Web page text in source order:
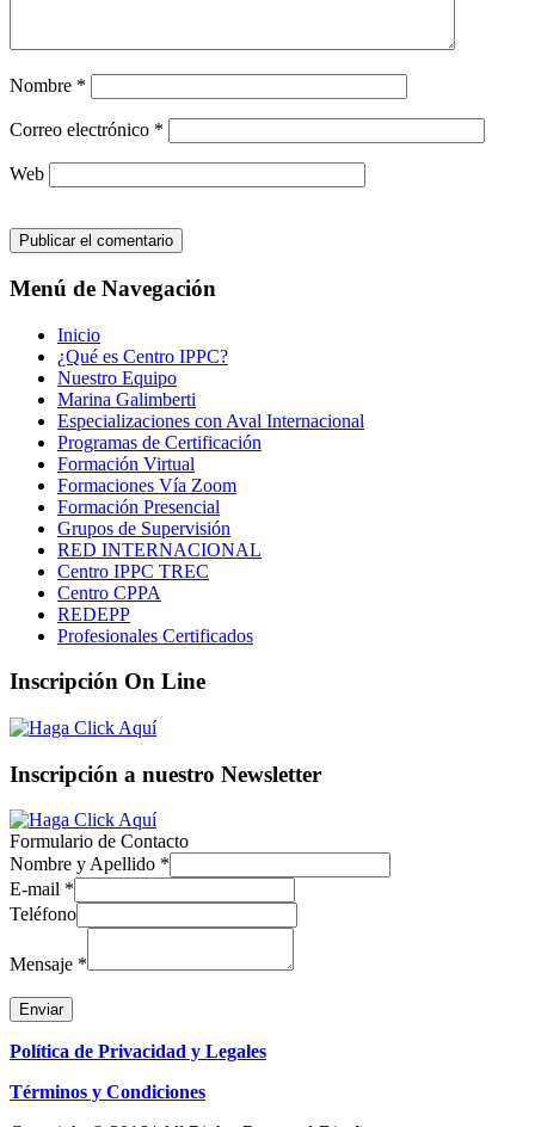
Nombre *
Correo electrónico *
Web
Menú de Navegación
Inicio
¿Qué es Centro IPPC?
Nuestro Equipo
Marina Galimberti
Especializaciones con Aval Internacional
Programas de Certificación
Formación Virtual
Formaciones Vía Zoom
Formación Presencial
Grupos de Supervisión
RED INTERNACIONAL
Centro IPPC TREC
Centro CPPA
REDEPP
Profesionales Certificados
Inscripción On Line
Inscripción a nuestro Newsletter
Formulario de Contacto
Nombre y Apellido *
E-mail *
Teléfono
Mensaje *
Enviar
Política de Privacidad y Legales
Términos y Condiciones